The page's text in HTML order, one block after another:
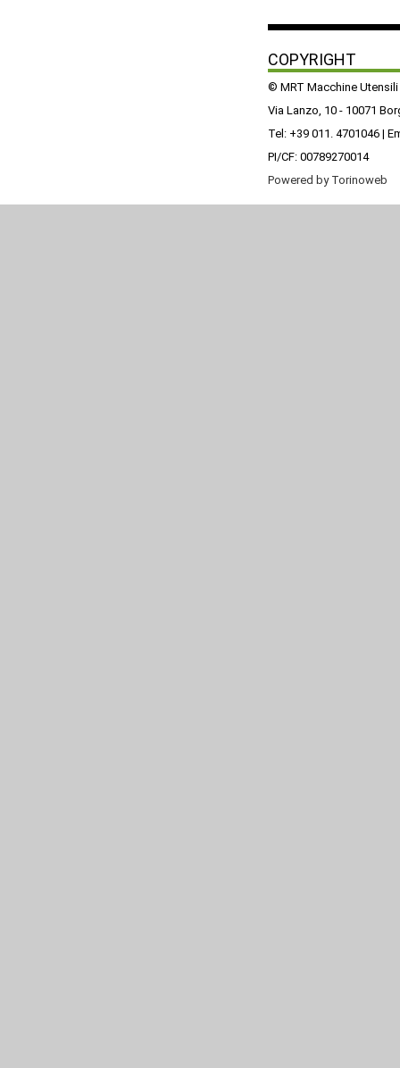
COPYRIGHT
© MRT Macchine Utensili
Via Lanzo, 10 - 10071
Tel: +39 011. 4701046 |
PI/CF: 00789270014
Powered by Torinoweb